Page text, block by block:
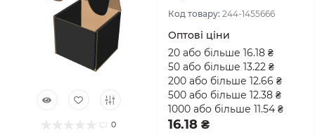
0
Код товару: 244-1455666
Оптові ціни
20 або більше 16.18 ₴
50 або більше 13.22 ₴
200 або більше 12.66 ₴
500 або більше 12.38 ₴
1000 або більше 11.54 ₴
16.18 ₴